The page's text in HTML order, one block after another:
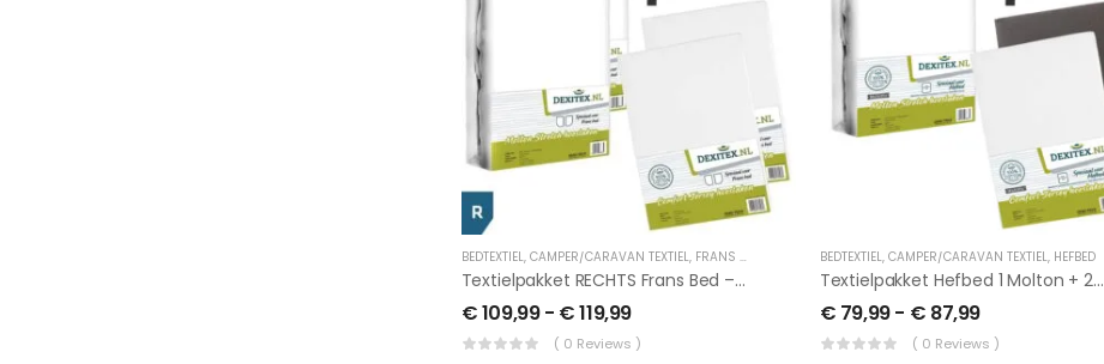
BEDTEXTIEL, CAMPER/CARAVAN TEXTIEL, FRANS BED
Textielpakket RECHTS Frans Bed – 2 Moltons En 2 Hoeslakens
€109,99 - €119,99
( 0 Reviews )
BEDTEXTIEL, CAMPER/CARAVAN TEXTIEL, HEFBED
Textielpakket Hefbed 1 Molton + 2 Jersey Hoeslakens
€ 79,99- € 87,99
( 0 Reviews )